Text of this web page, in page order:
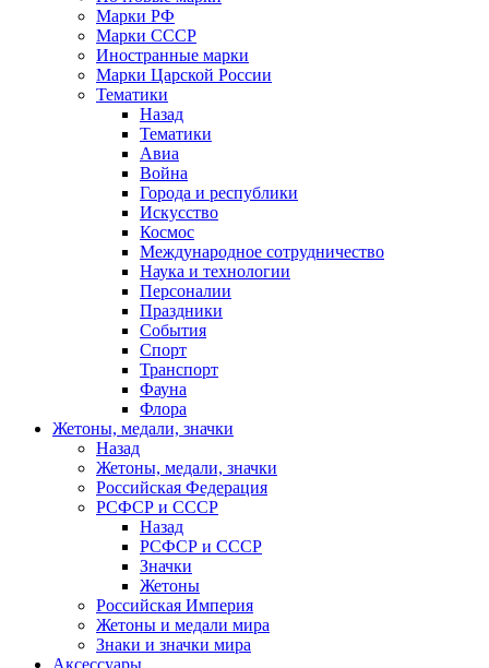
Марки РФ
Марки СССР
Иностранные марки
Марки Царской России
Тематики
Назад
Тематики
Авиа
Война
Города и республики
Искусство
Космос
Международное сотрудничество
Наука и технологии
Персоналии
Праздники
События
Спорт
Транспорт
Фауна
Флора
Жетоны, медали, значки
Назад
Жетоны, медали, значки
Российская Федерация
РСФСР и СССР
Назад
РСФСР и СССР
Значки
Жетоны
Российская Империя
Жетоны и медали мира
Знаки и значки мира
Аксессуары